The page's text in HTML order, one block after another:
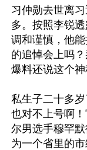
习仲勋去世离
多。按照李锐
调和谨慎，他
的追悼会上吗
爆料还说这个神
私生子二十多
也对不上号啊
尔男选手穆罕
为一个省里的